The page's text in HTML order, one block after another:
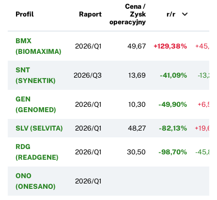
Profil Raport
Cena /
Zysk
operacyjny
r/r
BMX
(BIOMAXIMA)
2026/Q1 49,67 +129,38%
SNT
(SYNEKTIK)
2026/Q3 13,69 -41,09% -
GEN
(GENOMED)
2026/Q1 10,30 -49,90%
SLV (SELVITA) 2026/Q1 48,27 -82,13%
RDG
(READGENE)
2026/Q1 30,50 -98,70% -
ONO
(ONESANO)
2026/Q1